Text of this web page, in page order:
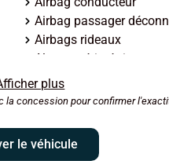
Airbag passager
Airbags rideaux
Alarme périmétrique
Antipatinage
Arrêt et redémarrage
Banquette 60/40
Barres de toit
plus
concession pour confirmer
le véhicule